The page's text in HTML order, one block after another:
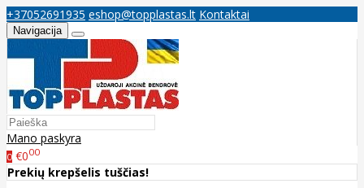
+37052691935 eshop@topplastas.lt Kontaktai
Navigacija
Mano paskyra
0 €000
Prekių krepšelis tuščias!